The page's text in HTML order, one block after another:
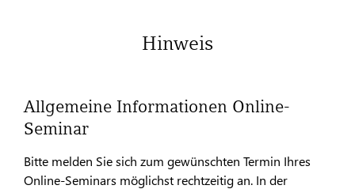
Hinweis
Allgemeine Informationen Online-
Seminar
Bitte melden Sie sich zum gewünschten Termin Ihres
Online-Seminars möglichst rechtzeitig an. In der